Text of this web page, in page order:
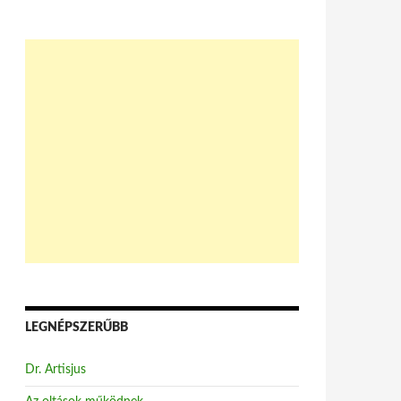
LEGNÉPSZERŰBB
Dr. Artisjus